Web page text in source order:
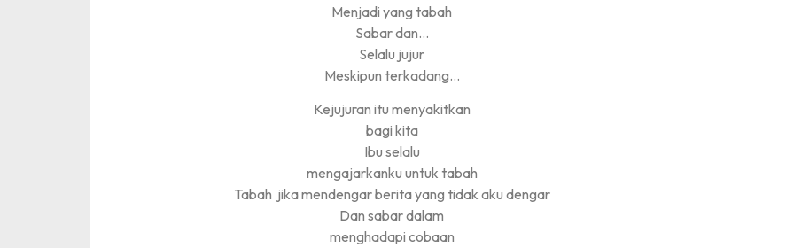
Menjadi yang tabah
Sabar dan…
Selalu jujur
Meskipun terkadang…
Kejujuran itu menyakitkan
bagi kita
Ibu selalu
mengajarkanku untuk tabah
Tabah jika mendengar berita yang tidak aku dengar
Dan sabar dalam
menghadapi cobaan